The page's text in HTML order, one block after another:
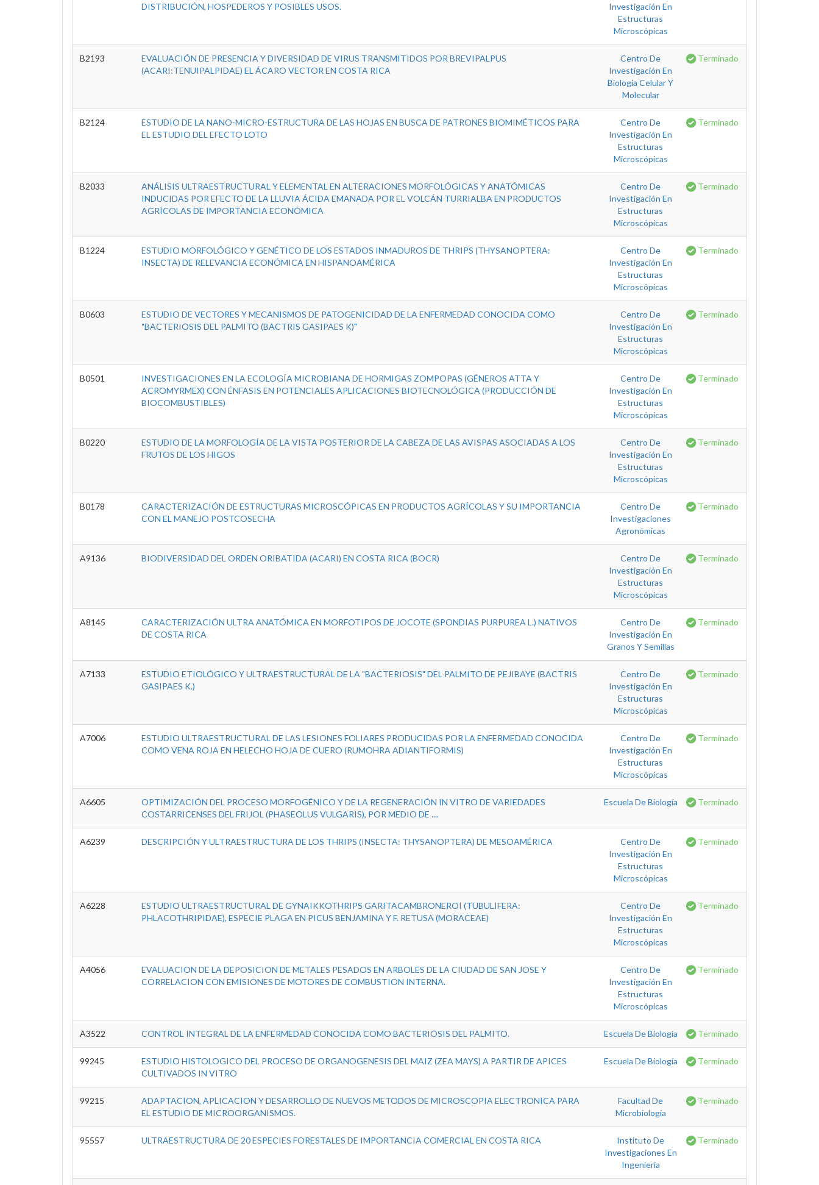
DISTRIBUCIÓN, HOSPEDEROS Y POSIBLES USOS.
Investigación En
Estructuras
Microscópicas
B2193
EVALUACIÓN DE PRESENCIA Y DIVERSIDAD DE VIRUS TRANSMITIDOS POR BREVIPALPUS
(ACARI:TENUIPALPIDAE) EL ÁCARO VECTOR EN COSTA RICA
Centro De
Investigación En
Biologia Celular Y
Molecular
Terminado
B2124
ESTUDIO DE LA NANO-MICRO-ESTRUCTURA DE LAS HOJAS EN BUSCA DE PATRONES BIOMIMÉTICOS PARA
EL ESTUDIO DEL EFECTO LOTO
Centro De
Investigación En
Estructuras
Microscópicas
Terminado
B2033
ANÁLISIS ULTRAESTRUCTURAL Y ELEMENTAL EN ALTERACIONES MORFOLÓGICAS Y ANATÓMICAS
INDUCIDAS POR EFECTO DE LA LLUVIA ÁCIDA EMANADA POR EL VOLCÁN TURRIALBA EN PRODUCTOS
AGRÍCOLAS DE IMPORTANCIA ECONÓMICA
Centro De
Investigación En
Estructuras
Microscópicas
Terminado
B1224
ESTUDIO MORFOLÓGICO Y GENÉTICO DE LOS ESTADOS INMADUROS DE THRIPS (THYSANOPTERA:
INSECTA) DE RELEVANCIA ECONÓMICA EN HISPANOAMÉRICA
Centro De
Investigación En
Estructuras
Microscópicas
Terminado
B0603
ESTUDIO DE VECTORES Y MECANISMOS DE PATOGENICIDAD DE LA ENFERMEDAD CONOCIDA COMO
"BACTERIOSIS DEL PALMITO (BACTRIS GASIPAES K)"
Centro De
Investigación En
Estructuras
Microscópicas
Terminado
B0501
INVESTIGACIONES EN LA ECOLOGÍA MICROBIANA DE HORMIGAS ZOMPOPAS (GÉNEROS ATTA Y
ACROMYRMEX) CON ÉNFASIS EN POTENCIALES APLICACIONES BIOTECNOLÓGICA (PRODUCCIÓN DE
BIOCOMBUSTIBLES)
Centro De
Investigación En
Estructuras
Microscópicas
Terminado
B0220
ESTUDIO DE LA MORFOLOGÍA DE LA VISTA POSTERIOR DE LA CABEZA DE LAS AVISPAS ASOCIADAS A LOS
FRUTOS DE LOS HIGOS
Centro De
Investigación En
Estructuras
Microscópicas
Terminado
B0178
CARACTERIZACIÓN DE ESTRUCTURAS MICROSCÓPICAS EN PRODUCTOS AGRÍCOLAS Y SU IMPORTANCIA
CON EL MANEJO POSTCOSECHA
Centro De
Investigaciones
Agronómicas
Terminado
A9136 BIODIVERSIDAD DEL ORDEN ORIBATIDA (ACARI) EN COSTA RICA (BOCR)
Centro De
Investigación En
Estructuras
Microscópicas
Terminado
A8145
CARACTERIZACIÓN ULTRA ANATÓMICA EN MORFOTIPOS DE JOCOTE (SPONDIAS PURPUREA L.) NATIVOS
DE COSTA RICA
Centro De
Investigación En
Granos Y Semillas
Terminado
A7133
ESTUDIO ETIOLÓGICO Y ULTRAESTRUCTURAL DE LA "BACTERIOSIS" DEL PALMITO DE PEJIBAYE (BACTRIS
GASIPAES K.)
Centro De
Investigación En
Estructuras
Microscópicas
Terminado
A7006
ESTUDIO ULTRAESTRUCTURAL DE LAS LESIONES FOLIARES PRODUCIDAS POR LA ENFERMEDAD CONOCIDA
COMO VENA ROJA EN HELECHO HOJA DE CUERO (RUMOHRA ADIANTIFORMIS)
Centro De
Investigación En
Estructuras
Microscópicas
Terminado
A6605
OPTIMIZACIÓN DEL PROCESO MORFOGÉNICO Y DE LA REGENERACIÓN IN VITRO DE VARIEDADES
COSTARRICENSES DEL FRIJOL (PHASEOLUS VULGARIS), POR MEDIO DE ....
Escuela De Biología Terminado
A6239 DESCRIPCIÓN Y ULTRAESTRUCTURA DE LOS THRIPS (INSECTA: THYSANOPTERA) DE MESOAMÉRICA
Centro De
Investigación En
Estructuras
Microscópicas
Terminado
A6228
ESTUDIO ULTRAESTRUCTURAL DE GYNAIKKOTHRIPS GARITACAMBRONEROI (TUBULIFERA:
PHLACOTHRIPIDAE), ESPECIE PLAGA EN PICUS BENJAMINA Y F. RETUSA (MORACEAE)
Centro De
Investigación En
Estructuras
Microscópicas
Terminado
A4056
EVALUACION DE LA DEPOSICION DE METALES PESADOS EN ARBOLES DE LA CIUDAD DE SAN JOSE Y
CORRELACION CON EMISIONES DE MOTORES DE COMBUSTION INTERNA.
Centro De
Investigación En
Estructuras
Microscópicas
Terminado
A3522 CONTROL INTEGRAL DE LA ENFERMEDAD CONOCIDA COMO BACTERIOSIS DEL PALMITO. Escuela De Biología Terminado
99245
ESTUDIO HISTOLOGICO DEL PROCESO DE ORGANOGENESIS DEL MAIZ (ZEA MAYS) A PARTIR DE APICES
CULTIVADOS IN VITRO
Escuela De Biología Terminado
99215
ADAPTACION, APLICACION Y DESARROLLO DE NUEVOS METODOS DE MICROSCOPIA ELECTRONICA PARA
EL ESTUDIO DE MICROORGANISMOS.
Facultad De
Microbiología
Terminado
95557 ULTRAESTRUCTURA DE 20 ESPECIES FORESTALES DE IMPORTANCIA COMERCIAL EN COSTA RICA
Instituto De
Investigaciones En
Ingenieria
Terminado